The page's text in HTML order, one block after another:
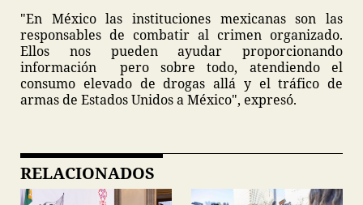
"En México las instituciones mexicanas son las
responsables de combatir al crimen organizado.
Ellos nos pueden ayudar proporcionando
información pero sobre todo, atendiendo el
consumo elevado de drogas allá y el tráfico de
armas de Estados Unidos a México", expresó.
RELACIONADOS